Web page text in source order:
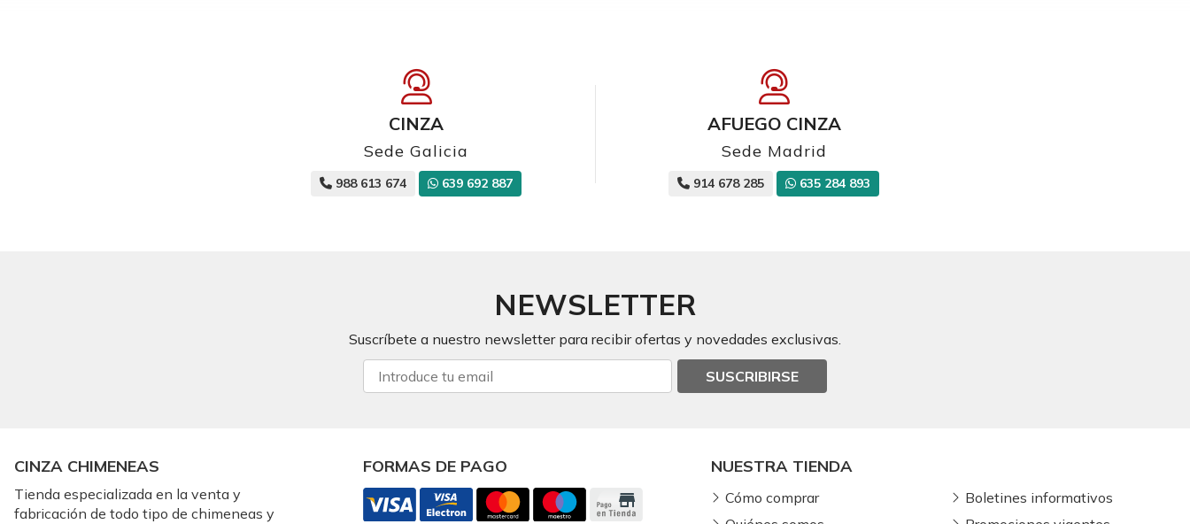
CINZA
Sede Galicia
988 613 674 639 692 887
AFUEGO CINZA
Sede Madrid
914 678 285 635 284 893
NEWSLETTER
Suscríbete a nuestro newsletter para recibir ofertas y novedades exclusivas.
SUSCRIBIRSE
CINZA CHIMENEAS
Tienda especializada en la venta y
fabricación de todo tipo de chimeneas y
FORMAS DE PAGO NUESTRA TIENDA
Cómo comprar
Boletines informativos